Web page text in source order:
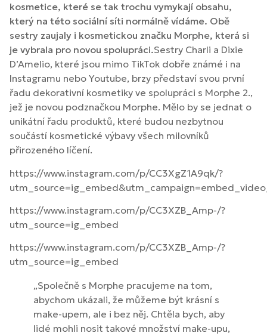
kosmetice, které se tak trochu vymykají obsahu,
který na této sociální síti normálně vídáme. Obě
sestry zaujaly i kosmetickou značku Morphe, která si
je vybrala pro novou spolupráci.Sestry Charli a Dixie
D’Amelio, které jsou mimo TikTok dobře známé i na
Instagramu nebo Youtube, brzy představí svou první
řadu dekorativní kosmetiky ve spolupráci s Morphe 2.,
jež je novou podznačkou Morphe. Mělo by se jednat o
unikátní řadu produktů, které budou nezbytnou
součástí kosmetické výbavy všech milovníků
přirozeného líčení.
https://www.instagram.com/p/CC3XgZ1A9qk/?
https://www.instagram.com/p/CC3XZB_Amp-/?
utm_source=ig_embed
https://www.instagram.com/p/CC3XZB_Amp-/?
utm_source=ig_embed
„Společně s Morphe pracujeme na tom,
abychom ukázali, že můžeme být krásní s
make-upem, ale i bez něj. Chtěla bych, aby
lidé mohli nosit takové množství make-upu,